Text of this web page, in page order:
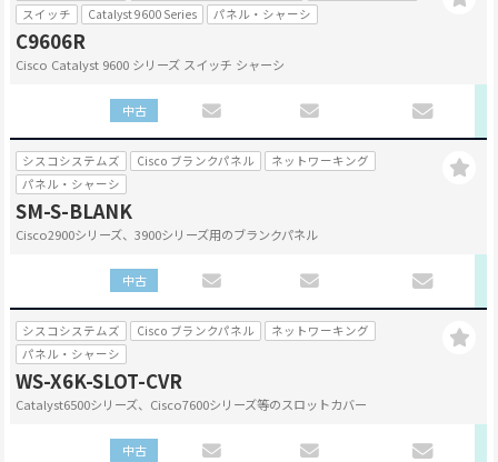
スイッチ
Catalyst 9600 Series パネル・シャーシ
C9606R
Cisco Catalyst 9600 シリーズ スイッチ シャーシ
中古
シスコシステムズ Cisco ブランクパネル
ネットワーキング
パネル・シャーシ
SM-S-BLANK
Cisco2900シリーズ、3900シリーズ用のブランクパネル
中古
シスコシステムズ Cisco ブランクパネル
ネットワーキング
パネル・シャーシ
WS-X6K-SLOT-CVR
Catalyst6500シリーズ、Cisco7600シリーズ等のスロットカバー
中古